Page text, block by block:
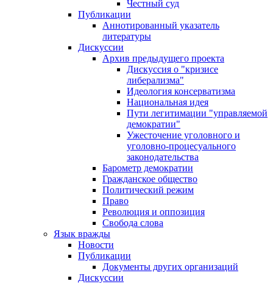
Честный суд
Публикации
Аннотированный указатель
литературы
Дискуссии
Архив предыдущего проекта
Дискуссия о "кризисе
либерализма"
Идеология консерватизма
Национальная идея
Пути легитимации "управляемой
демократии"
Ужесточение уголовного и
уголовно-процесуального
законодательства
Барометр демократии
Гражданское общество
Политический режим
Право
Революция и оппозиция
Свобода слова
Язык вражды
Новости
Публикации
Документы других организаций
Дискуссии